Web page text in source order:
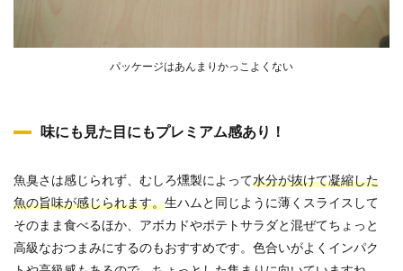
パッケージはあんまりかっこよくない
味にも見た目にもプレミアム感あり！
魚臭さは感じられず、むしろ燻製によって水分が抜けて凝縮した
魚の旨味が感じられます。生ハムと同じように薄くスライスして
そのまま食べるほか、アボカドやポテトサラダと混ぜてちょっと
高級なおつまみにするのもおすすめです。色合いがよくインパク